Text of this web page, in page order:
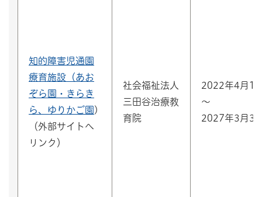
知的障害児通園
療育施設（あお
ぞら園・きらき
ら、ゆりかご園 )
（外部サイトへ
リンク）
社会福祉法人
三田谷治療教
育院
2022年4月1
～
2027年3月31